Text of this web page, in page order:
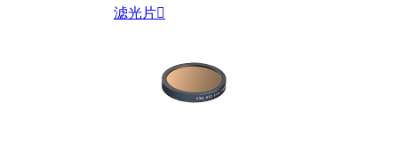
滤光片